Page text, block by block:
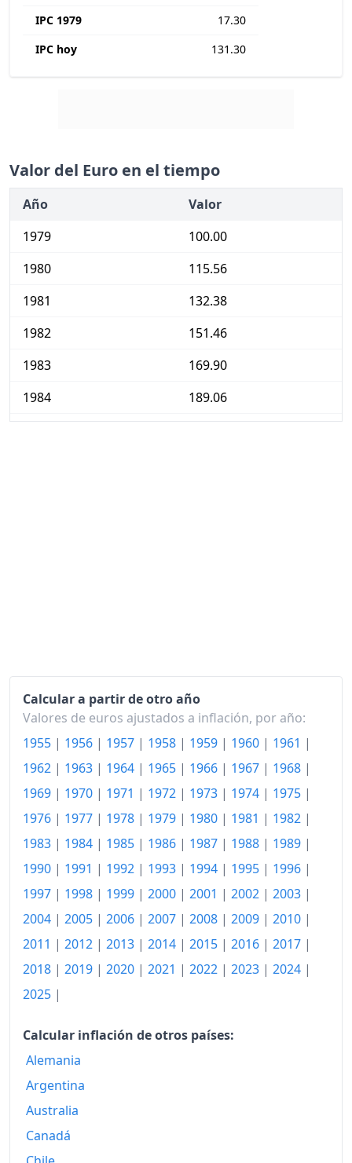
IPC 1979
17.30
IPC hoy
131.30
Valor del Euro en el tiempo
Año
Valor
1979
100.00
1980
115.56
1981
132.38
1982
151.46
1983
169.90
1984
189.06
1994
345.84
1995
362.00
1997
382.28
1998
389.29
398.28
2000
411.96
2001
426.75
2002
439.83
2004
466.97
2006
2007
Calcular a partir de otro año
Valores de euros ajustados a inflación, por año:
1955 | 1956 | 1957 | 1958 | 1959 | 1960 | 1961 |
1962 | 1963 | 1964 | 1965 | 1966 | 1967 | 1968 |
1969 | 1970 | 1971 | 1972 | 1973 | 1974 | 1975 |
1976 | 1977 | 1978 | 1979 | 1980 | 1981 | 1982 |
1983 | 1984 | 1985 | 1986 | 1987 | 1988 | 1989 |
1990 | 1991 | 1992 | 1993 | 1994 | 1995 | 1996 |
1997 | 1998 | 1999 | 2000 | 2001 | 2002 | 2003 |
2004 | 2005 | 2006 | 2007 | 2008 | 2009 | 2010 |
2011 | 2012 | 2013 | 2014 | 2015 | 2016 | 2017 |
2018 | 2019 | 2020 | 2021 | 2022 | 2023 | 2024 |
2025 |
Calcular inflación de otros países:
Alemania
Argentina
Australia
Canadá